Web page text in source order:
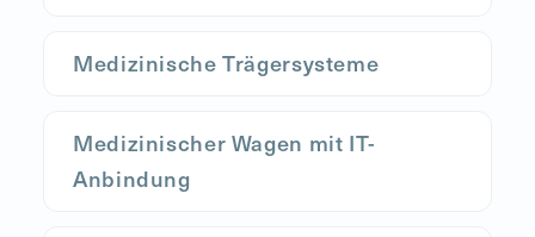
Medizinische Trägersysteme
Medizinischer Wagen mit IT-
Anbindung